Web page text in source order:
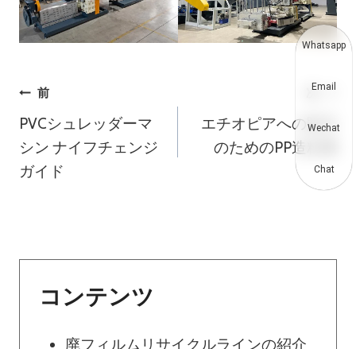
投
稿
ナ
ゲ
ー
前
PVCシュレッダーマ
シン ナイフチェンジ
ガイド
次
エチオピアへの販売
のためのPP造粒機
コンテンツ
廃フィルムリサイクルラインの紹介
Whatsapp
Email
Wechat
Chat